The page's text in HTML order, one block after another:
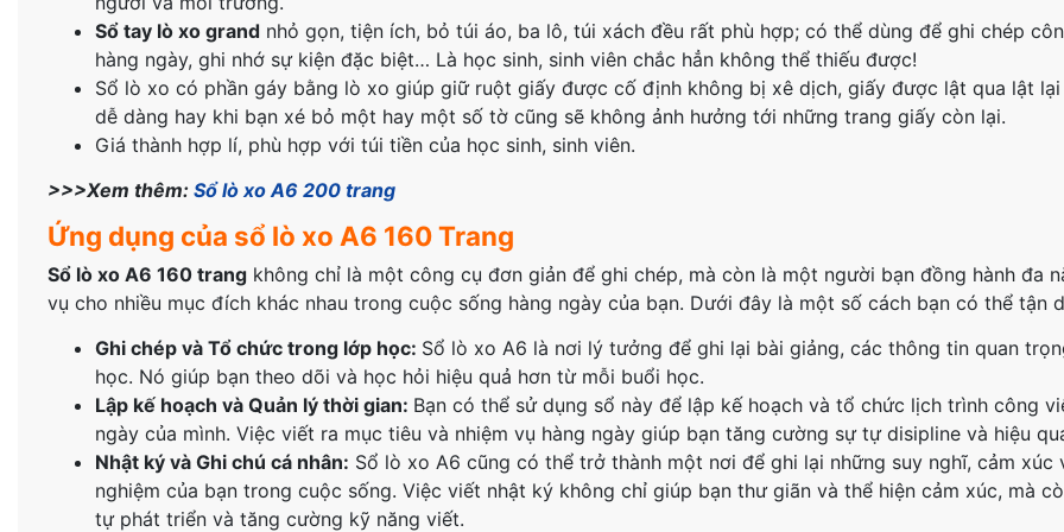
Sổ tay lò xo grandnhỏ gọn, tiện ích, bỏ túi áo, ba lô, túi xách đều rất phù hợp; có thể dùng để ghi chép
hàng ngày, ghi nhớ sự kiện đặc biệt… Là học sinh, sinh viên chắc hẳn không thể thiếu được!
Sổ lò xo có phần gáy bằng lò xo giúp giữ ruột giấy được cố định không bị xê dịch, giấy được lật qua lật
dễ dàng hay khi bạn xé bỏ một hay một số tờ cũng sẽ không ảnh hưởng tới những trang giấy còn lại.
Giá thành hợp lí, phù hợp với túi tiền của học sinh, sinh viên.
>>>Xem thêm: Sổ lò xo A6 200 trang
Ứng dụng của sổ lò xo A6 160 Trang
Sổ lò xo A6 160 trangkhông chỉ là một công cụ đơn giản để ghi chép, mà còn là một người bạn đồng hành đa
vụ cho nhiều mục đích khác nhau trong cuộc sống hàng ngày của bạn. Dưới đây là một số cách bạn có thể tận
Ghi chép và Tổ chức trong lớp học: Sổ lò xo A6 là nơi lý tưởng để ghi lại bài giảng, các thông tin quan
học. Nó giúp bạn theo dõi và học hỏi hiệu quả hơn từ mỗi buổi học.
Lập kế hoạch và Quản lý thời gian: Bạn có thể sử dụng sổ này để lập kế hoạch và tổ chức lịch trình công
ngày của mình. Việc viết ra mục tiêu và nhiệm vụ hàng ngày giúp bạn tăng cường sự tự disipline và hiệu
Nhật ký và Ghi chú cá nhân: Sổ lò xo A6 cũng có thể trở thành một nơi để ghi lại những suy nghĩ, cảm xúc
nghiệm của bạn trong cuộc sống. Việc viết nhật ký không chỉ giúp bạn thư giãn và thể hiện cảm xúc, mà
tự phát triển và tăng cường kỹ năng viết.